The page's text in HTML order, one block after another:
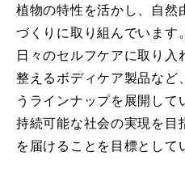
植物の特性を活かし、自然
づくりに取り組んでいます。
日々のセルフケアに取り入
整えるボディケア製品など
うラインナップを展開して
持続可能な社会の実現を目
を届けることを目標として